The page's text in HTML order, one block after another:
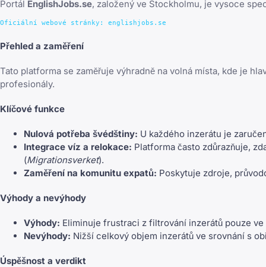
Portál EnglishJobs.se, založený ve Stockholmu, je vysoce
Přehled a zaměření
Tato platforma se zaměřuje výhradně na volná místa, kde je
profesionály.
Klíčové funkce
Nulová potřeba švédštiny: U každého inzerátu je
Integrace víz a relokace: Platforma často zdůrazňuje,
(Migrationsverket).
Zaměření na komunitu expatů: Poskytuje zdroje,
Výhody a nevýhody
Výhody: Eliminuje frustraci z filtrování inzerátů pouze
Nevýhody: Nižší celkový objem inzerátů ve srovnání s
Úspěšnost a verdikt